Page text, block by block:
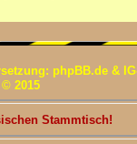
phpBB.de &
2015
Stammtisch!